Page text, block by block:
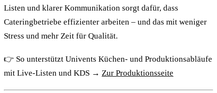
Listen und klarer Kommunikation sorgt dafür, dass
Cateringbetriebe effizienter arbeiten – und das mit weniger
Stress und mehr Zeit für Qualität.
👉 So unterstützt Univents Küchen- und Produktionsabläufe
mit Live-Listen und KDS → Zur Produktionsseite